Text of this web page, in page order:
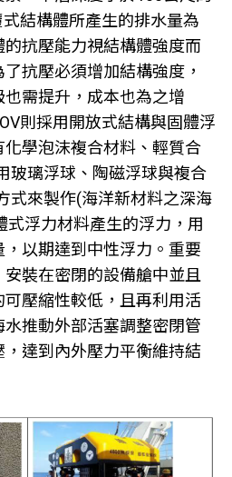
結構體所產生的排水量為
抗壓能力視結構體強度而
抗壓必須增加結構強度，
需提升，成本也為之增
則採用開放式結構與固體浮
學泡沫複合材料、輕質合
玻璃浮球、陶磁浮球與複合
式來製作(海洋新材料之深海
式浮力材料產生的浮力，用
以期達到中性浮力。重要
裝在密閉的設備艙中並且
壓縮性較低，且再利用活
推動外部活塞調整密閉管
達到內外壓力平衡維持結